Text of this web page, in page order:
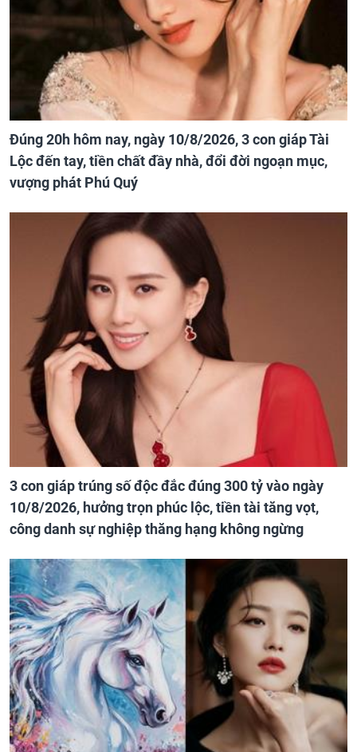
Đúng 20h hôm nay, ngày 10/8/2026, 3 con giáp Tài
Lộc đến tay, tiền chất đầy nhà, đổi đời ngoạn mục,
vượng phát Phú Quý
3 con giáp trúng số độc đắc đúng 300 tỷ vào ngày
10/8/2026, hưởng trọn phúc lộc, tiền tài tăng vọt,
công danh sự nghiệp thăng hạng không ngừng